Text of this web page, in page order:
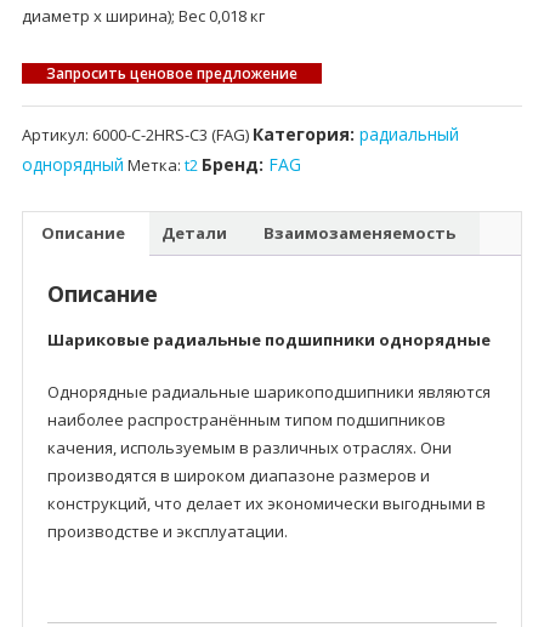
диаметр x ширина); Вес 0,018 кг
Запросить ценовое предложение
Артикул: 6000-C-2HRS-C3 (FAG) Категория: радиальный
однорядный Метка: t2 Бренд: FAG
Описание Детали Взаимозаменяемость
Описание
Шариковые радиальные подшипники однорядные
Однорядные радиальные шарикоподшипники являются
наиболее распространённым типом подшипников
качения, используемым в различных отраслях. Они
производятся в широком диапазоне размеров и
конструкций, что делает их экономически выгодными в
производстве и эксплуатации.